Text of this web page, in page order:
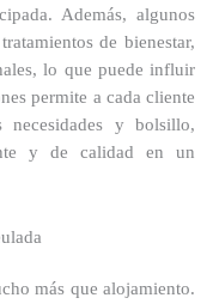
Además, algunos
de bienestar,
lo que puede influir
permite a cada cliente
y bolsillo,
y de calidad en un
más que alojamiento.